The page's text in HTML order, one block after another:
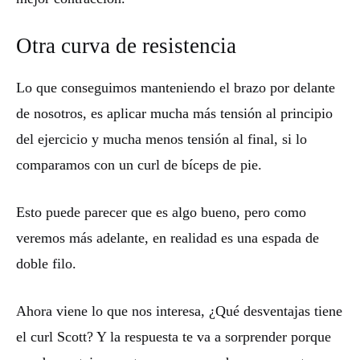
Otra curva de resistencia
Lo que conseguimos manteniendo el brazo por delante
de nosotros, es aplicar mucha más tensión al principio
del ejercicio y mucha menos tensión al final, si lo
comparamos con un curl de bíceps de pie.
Esto puede parecer que es algo bueno, pero como
veremos más adelante, en realidad es una espada de
doble filo.
Ahora viene lo que nos interesa, ¿Qué desventajas tiene
el curl Scott? Y la respuesta te va a sorprender porque